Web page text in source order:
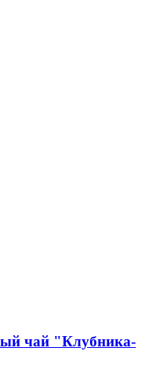
чай "Клубника-